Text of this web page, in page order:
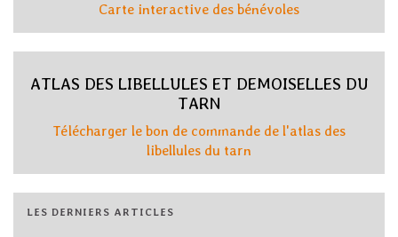
Carte interactive des bénévoles
ATLAS DES LIBELLULES ET DEMOISELLES DU
TARN
Télécharger le bon de commande de l'atlas des
libellules du tarn
LES DERNIERS ARTICLES